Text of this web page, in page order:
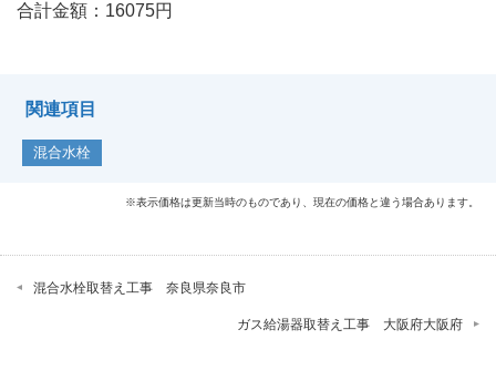
合計金額：16075円
関連項目
混合水栓
※表示価格は更新当時のものであり、現在の価格と違う場合あります。
混合水栓取替え工事 奈良県奈良市
ガス給湯器取替え工事 大阪府大阪府